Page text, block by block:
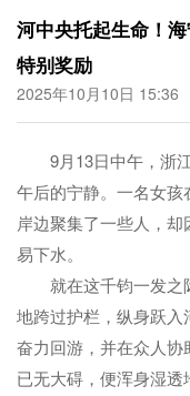
河中央托起生命！
特别奖励
2025年10月10日 15:36
9月13日中午，浙
午后的宁静。一名女孩
岸边聚集了一些人，
易下水。
就在这千钧一发
地跨过护栏，纵身跃入
奋力回游，并在众人
已无大碍，便浑身湿透